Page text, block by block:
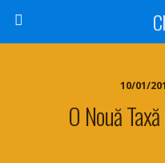
10/01/
O Nouă